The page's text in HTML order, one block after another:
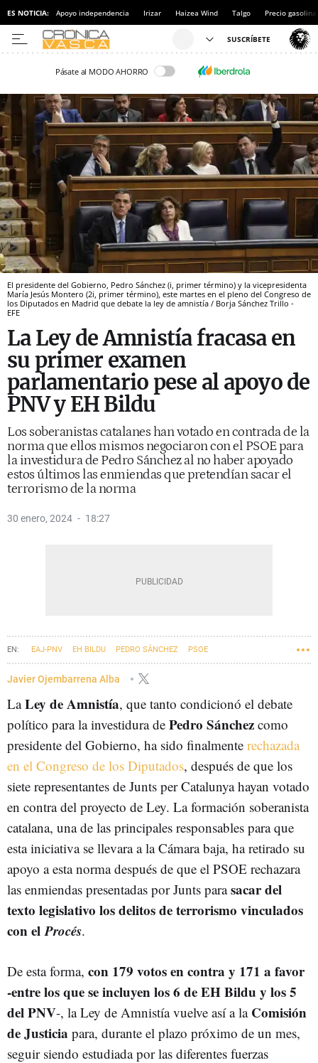
ES NOTICIA: Apoyo independencia Irizar Haizea Wind Talgo Precio gasolina
Pásate al MODO AHORRO
El presidente del Gobierno, Pedro Sánchez (i, primer término) y la vicepresidenta
María Jesús Montero (2i, primer término), este martes en el pleno del Congreso de
los Diputados en Madrid que debate la ley de amnistía / Borja Sánchez Trillo -
EFE
La Ley de Amnistía fracasa en
su primer examen
parlamentario pese al apoyo de
PNV y EH Bildu
Los soberanistas catalanes han votado en contrada de la
norma que ellos mismos negociaron con el PSOE para
la investidura de Pedro Sánchez al no haber apoyado
estos últimos las enmiendas que pretendían sacar el
terrorismo de la norma
30 enero, 2024 18:27
EAJ-PNV EH BILDU PEDRO SÁNCHEZ PSOE
CONGRESO DE LOS DIPUTADOS JUNTS PER CATALUNYA
Javier Ojembarrena Alba
LaLey de Amnistía, que tanto condicionó el debate
político para la investidura de Pedro Sánchez como
presidente del Gobierno, ha sido finalmente rechazada
en el Congreso de los Diputados, después de que los
siete representantes de Junts per Catalunya hayan votado
en contra del proyecto de Ley. La formación soberanista
catalana, una de las principales responsables para que
esta iniciativa se llevara a la Cámara baja, ha retirado su
apoyo a esta norma después de que el PSOE rechazara
las enmiendas presentadas por Junts parasacar del
texto legislativo los delitos de terrorismo vinculados
con elProcés.
De esta forma, con 179 votos en contra y 171 a favor
-entre los que se incluyen los 6 de EH Bildu y los 5
del PNV-, la Ley de Amnistía vuelve así a la Comisión
de Justicia para, durante el plazo próximo de un mes,
seguir siendo estudiada por las diferentes fuerzas